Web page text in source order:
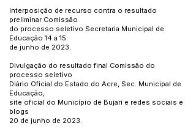
Interposição de recurso contra o resultado
preliminar Comissão
do processo seletivo Secretaria Municipal de
Educação 14 a 15
de junho de 2023.
Divulgação do resultado final Comissão do
processo seletivo
Diário Oficial do Estado do Acre, Sec. Municipal de
Educação,
site oficial do Município de Bujari e redes sociais e
blogs
20 de junho de 2023.